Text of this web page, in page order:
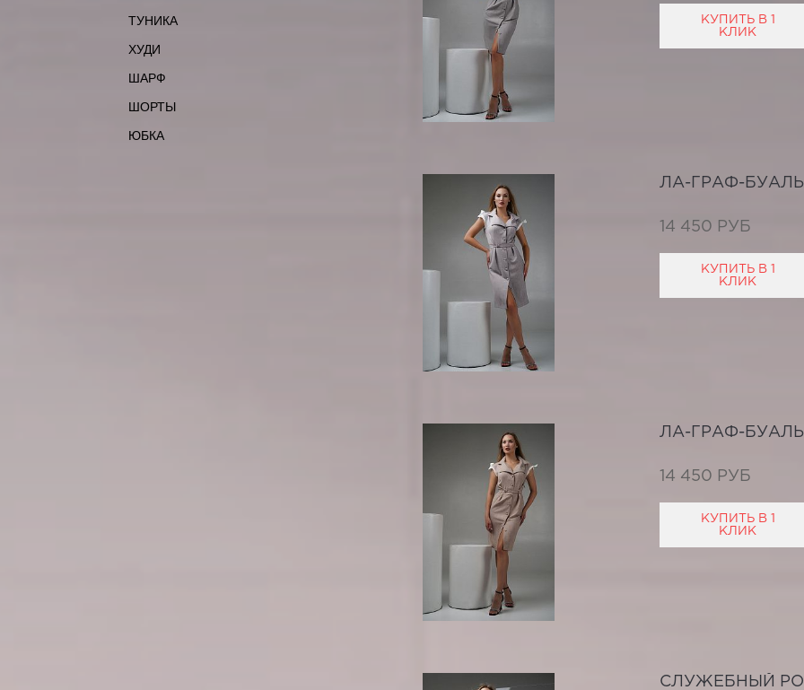
ТУНИКА
ХУДИ
ШАРФ
ШОРТЫ
ЮБКА
КУПИТЬ В 1
КЛИК
ЛА-ГРАФ-БУАЛЬ
14 450 РУБ
КУПИТЬ В 1
КЛИК
ЛА-ГРАФ-БУАЛЬ
14 450 РУБ
КУПИТЬ В 1
КЛИК
СЛУЖЕБНЫЙ